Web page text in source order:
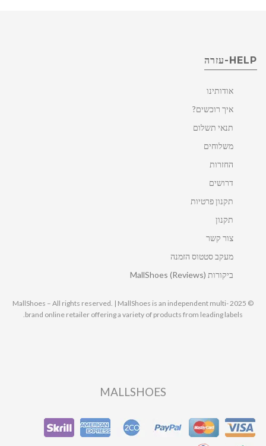
HELP-עזרה
אודותינו
איך רוכשים?
תנאי תשלום
משלוחים
החזרות
דרושים
תקנון פרטיות
תקנון
צור קשר
מעקב סטטוס הזמנה
ביקורות MallShoes (Reviews)
© 2025 MallShoes – All rights reserved. | MallShoes is an independent multi-
brand online retailer offering a variety of products from leading labels.
MALLSHOES